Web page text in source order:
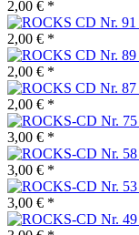
2,00 € *
2,00 € *
2,00 € *
2,00 € *
3,00 € *
3,00 € *
3,00 € *